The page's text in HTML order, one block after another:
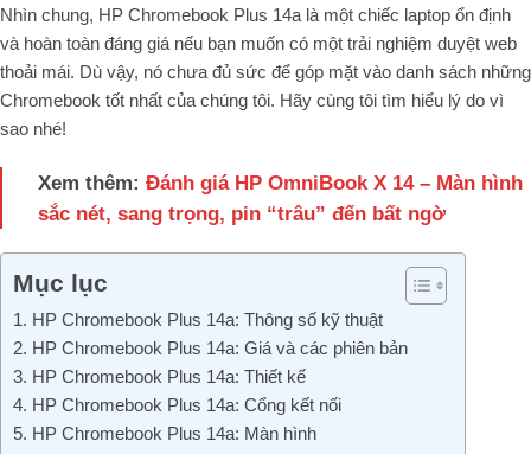
Nhìn chung, HP Chromebook Plus 14a là một chiếc laptop ổn định
và hoàn toàn đáng giá nếu bạn muốn có một trải nghiệm duyệt web
thoải mái. Dù vậy, nó chưa đủ sức để góp mặt vào danh sách những
Chromebook tốt nhất của chúng tôi. Hãy cùng tôi tìm hiểu lý do vì
sao nhé!
Xem thêm: Đánh giá HP OmniBook X 14 – Màn hình
sắc nét, sang trọng, pin “trâu” đến bất ngờ
Mục lục
1. HP Chromebook Plus 14a: Thông số kỹ thuật
2. HP Chromebook Plus 14a: Giá và các phiên bản
3. HP Chromebook Plus 14a: Thiết kế
4. HP Chromebook Plus 14a: Cổng kết nối
5. HP Chromebook Plus 14a: Màn hình